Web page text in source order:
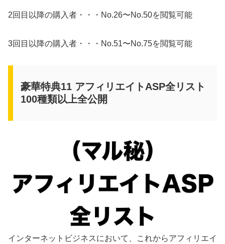
2回目以降の購入者・・・No.26〜No.50を閲覧可能
3回目以降の購入者・・・No.51〜No.75を閲覧可能
豪華特典11 アフィリエイトASP全リスト
100種類以上全公開
インターネットビジネスにおいて、これからアフィリエイ